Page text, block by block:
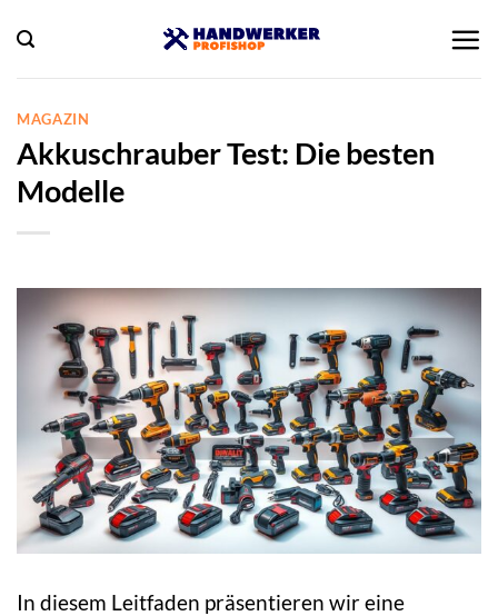
Inhalt
springen
MAGAZIN
Akkuschrauber Test: Die besten
Modelle
In diesem Leitfaden präsentieren wir eine